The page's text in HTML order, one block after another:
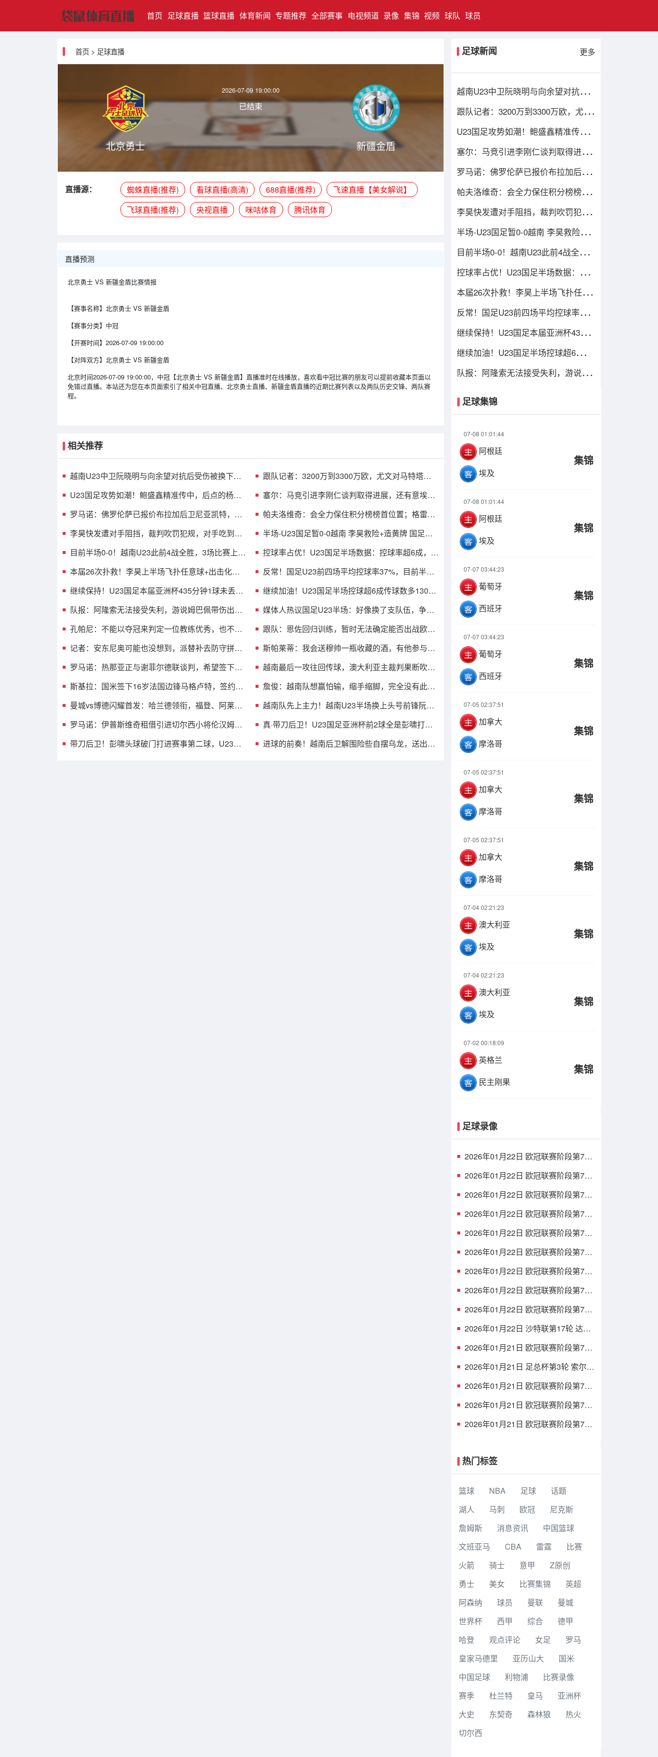
首页 (current)
足球直播 篮球直播 体育新闻 专题推荐 全部赛事 电视频道 录像 集锦 视频 球队 球员
首页 > 足球直播
北京勇士
2026-07-09 19:00:00
已结束
新疆金盾
直播源： 蜘蛛直播(推荐) 看球直播(高清) 688直播(推荐)
飞速直播【美女解说】
飞球直播(推荐)
央视直播 咪咕体育 腾讯体育
直播预测
北京勇士 VS 新疆金盾比赛情报
【赛事名称】 北京勇士 VS 新疆金盾
【赛事分类】 中冠
【开赛时间】 2026-07-09 19:00:00
【对阵双方】 北京勇士 VS 新疆金盾
北京时间2026-07-09 19:00:00，中冠【北京勇士 VS 新疆金盾】直播准时在线播放，喜欢看中冠比赛的朋友可以提前收藏本页面以
免错过直播。本站还为您在本页面索引了相关中冠直播、北京勇士直播、新疆金盾直播的近期比赛列表以及两队历史交锋、两队赛
程。
相关推荐
越南U23中卫阮晓明与向余望对抗后受伤被换下，
跟队记者：3200万到3300万欧，尤文对马特塔的
U23国足攻势如潮！鲍盛鑫精准传中，后点的杨希
塞尔：马竞引进李刚仁谈判取得进展，还有意埃德
罗马诺：佛罗伦萨已报价布拉加后卫尼亚凯特，方
帕夫洛维奇：会全力保住积分榜榜首位置；格雷茨
李昊快发遭对手阻挡，裁判吹罚犯规，对手吃到一
半场-U23国足暂0-0越南 李昊救险+造黄牌 国足控
目前半场0-0！越南U23此前4战全胜，3场比赛上半
控球率占优！U23国足半场数据：控球率超6成，射
本届26次扑救！李昊上半场飞扑任意球+出击化解
反常！国足U23前四场平均控球率37%，目前半场
继续保持！U23国足本届亚洲杯435分钟1球未丢，
继续加油！U23国足半场控球超6成传球数多130，
队报：阿隆索无法接受失利，游说姆巴佩带伤出
媒体人热议国足U23半场：好像换了支队伍，争取
孔帕尼：不能以夺冠来判定一位教练优秀，也不能
跟队：恩佐回归训练，暂时无法确定能否出战欧冠
记者：安东尼奥可能也没想到，派替补去防守拼一
斯帕莱蒂：我会送穆帅一瓶收藏的酒，有他参与比
罗马诺：热那亚正与谢菲尔德联谈判，希望签下后
越南最后一攻往回传球，澳大利亚主裁判果断吹响
斯基拉：国米签下16岁法国边锋马格卢特，签约至
詹俊：越南队想赢怕输，缩手缩脚，完全没有此前
曼城vs博德闪耀首发：哈兰德领衔，福登、阿莱
越南队先上主力！越南U23半场换上头号前锋阮庭
罗马诺：伊普斯维奇租借引进切尔西小将伦汉姆，
真·带刀后卫！U23国足亚洲杯前2球全是彭啸打
带刀后卫！彭啸头球破门打进赛事第二球，U23国
进球的前奏！越南后卫解围险些自摆乌龙，送出角
足球新闻 更多
越南U23中卫阮晓明与向余望对抗后
跟队记者：3200万到3300万欧，尤文
U23国足攻势如潮！鲍盛鑫精准传
塞尔：马竞引进李刚仁谈判取得进
罗马诺：佛罗伦萨已报价布拉加后卫
帕夫洛维奇：会全力保住积分榜榜首
李昊快发遭对手阻挡，裁判吹罚犯
半场-U23国足暂0-0越南 李昊救险+造
目前半场0-0！越南U23此前4战全
控球率占优！U23国足半场数据：控
本届26次扑救！李昊上半场飞扑任意
反常！国足U23前四场平均控球率
继续保持！U23国足本届亚洲杯435分
继续加油！U23国足半场控球超6成传
队报：阿隆索无法接受失利，游说姆
足球集锦
07-08 01:01:44
阿根廷
埃及
集锦
07-08 01:01:44
阿根廷
埃及
集锦
07-07 03:44:23
葡萄牙
西班牙
集锦
07-07 03:44:23
葡萄牙
西班牙
集锦
07-05 02:37:51
加拿大
摩洛哥
集锦
07-05 02:37:51
加拿大
摩洛哥
集锦
07-05 02:37:51
加拿大
摩洛哥
集锦
07-04 02:21:23
澳大利亚
埃及
集锦
07-04 02:21:23
澳大利亚
埃及
集锦
07-02 00:18:09
英格兰
民主刚果
集锦
足球录像
2026年01月22日 欧冠联赛阶段第7轮
2026年01月22日 欧冠联赛阶段第7轮
2026年01月22日 欧冠联赛阶段第7轮
2026年01月22日 欧冠联赛阶段第7轮
2026年01月22日 欧冠联赛阶段第7轮
2026年01月22日 欧冠联赛阶段第7轮
2026年01月22日 欧冠联赛阶段第7轮
2026年01月22日 欧冠联赛阶段第7轮
2026年01月22日 欧冠联赛阶段第7轮
2026年01月22日 沙特联第17轮 达马
2026年01月21日 欧冠联赛阶段第7轮
2026年01月21日 足总杯第3轮 索尔福
2026年01月21日 欧冠联赛阶段第7轮
2026年01月21日 欧冠联赛阶段第7轮
2026年01月21日 欧冠联赛阶段第7轮
热门标签
篮球 NBA 足球
话题
湖人
马刺 欧冠
尼克斯
詹姆斯
消息资讯
中国篮球
文班亚马
CBA 雷霆
比赛
火箭
骑士 意甲
Z原创
勇士
美女 比赛集锦
英超
阿森纳
球员 曼联
曼城
世界杯
西甲 综合
德甲
哈登
观点评论 女足
罗马
皇家马德里
亚历山大
国米
中国足球
利物浦
比赛录像
赛季
杜兰特 皇马
亚洲杯
大史
东契奇 森林狼
热火
切尔西